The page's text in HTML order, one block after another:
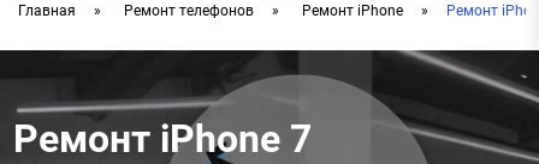
Главная Ремонт телефонов Ремонт iPhone Ремонт
Ремонт iPhone 7